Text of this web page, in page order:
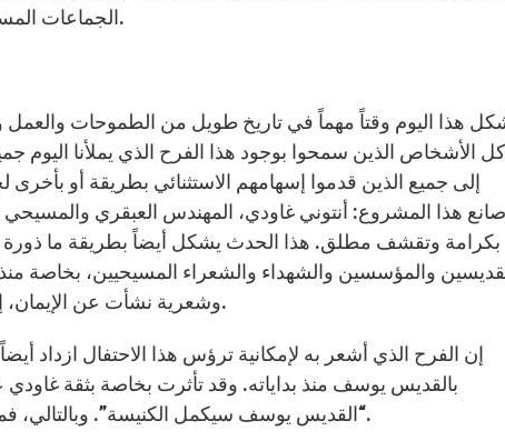
الجماعات المسيحية الأخرى الذين يتحدون مع فرحنا ومع فعل شكرنا لله.
هذا اليوم وقتاً مهماً في تاريخ طويل من الطموحات والعمل
كل الأشخاص الذين سمحوا بوجود هذا الفرح الذي يملأنا اليوم
إلى جميع الذين قدموا إسهامهم الاستثنائي بطريقة أو
هذا المشروع: أنتوني غاودي، المهندس العبقري
بكرامة وتقشف مطلق. هذا الحدث يشكل أيضاً بطريقة ما ذورة
والمؤسسين والشهداء والشعراء المسيحيين، بخاصة
وشعرية نشأت عن الإيمان، إبداعات نجمعها اليوم ونقدمها لله في سر الافخارستيا هذا.
إن الفرح الذي أشعر به لإمكانية ترؤس هذا الاحتفال ازداد
بالقديس يوسف منذ بداياته. وقد تأثرت بخاصة بثقة غاودي
“القديس يوسف سيكمل الكنيسة”. وبالتالي، فمن المعبر الآن أن يكرسها بابا اسمه يوسف في المعمودية.